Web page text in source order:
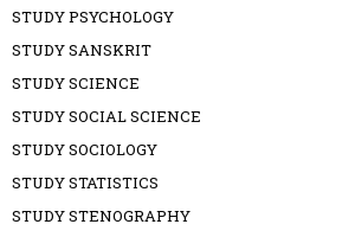
STUDY PSYCHOLOGY
STUDY SANSKRIT
STUDY SCIENCE
STUDY SOCIAL SCIENCE
STUDY SOCIOLOGY
STUDY STATISTICS
STUDY STENOGRAPHY